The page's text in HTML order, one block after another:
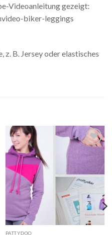
Videoanleitung gezeigt:
biker-leggings
B. Jersey oder elastisches
PATTYDOO